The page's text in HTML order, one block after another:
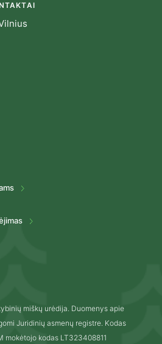
miškų urėdija. Duomenys apie
Juridinių asmenų registre. Kodas
mokėtojo kodas LT323408811